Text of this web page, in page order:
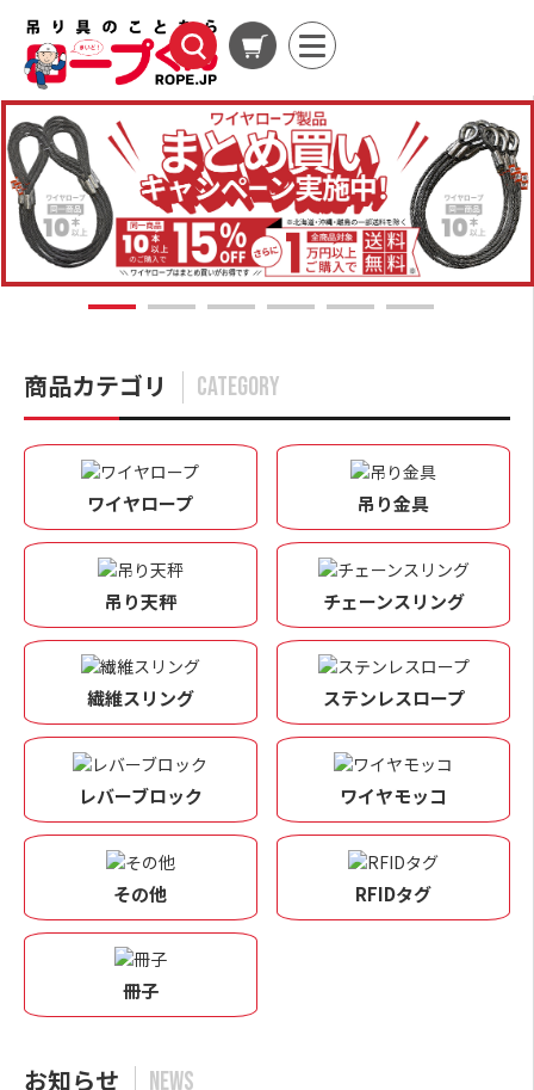
1 2 3 4 5 6
商品カテゴリ CATEGORY
ワイヤロープ 吊り金具
吊り天秤 チェーンスリング
繊維スリング ステンレスロープ
レバーブロック ワイヤモッコ
その他 RFIDタグ
冊子
お知らせ NEWS